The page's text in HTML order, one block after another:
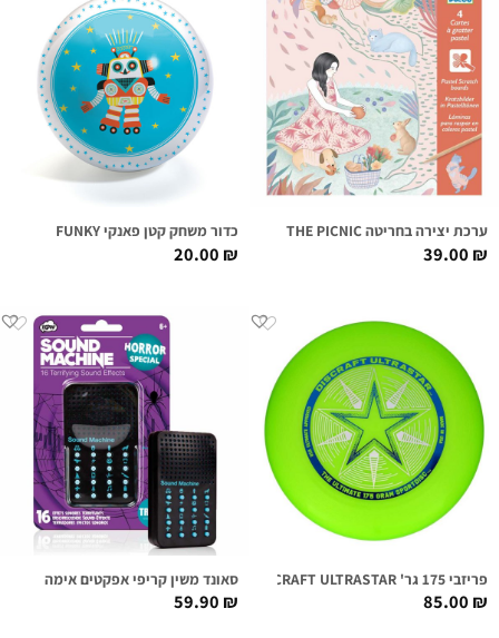
ערכת יצירה בחריטה THE PICNIC
39.00₪
כדור משחק קטן פאנקי FUNKY
20.00₪
פריזבי 175 גר' DISCRAFT ULTRASTAR ירוק
85.00₪
סאונד משין קריפי אפקטים אימה
59.90₪